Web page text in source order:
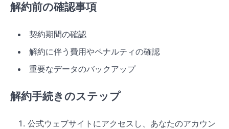
解約前の確認事項
契約期間の確認
解約に伴う費用やペナルティの確認
重要なデータのバックアップ
解約手続きのステップ
公式ウェブサイトにアクセスし、あなたのアカウン